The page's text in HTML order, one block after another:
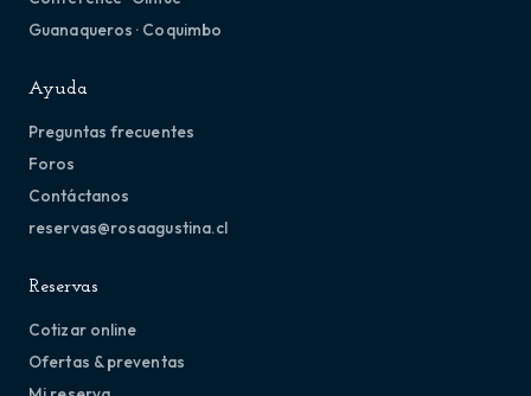
Guanaqueros · Coquimbo
Ayuda
Preguntas frecuentes
Foros
Contáctanos
reservas@rosaagustina.cl
Reservas
Cotizar online
Ofertas & preventas